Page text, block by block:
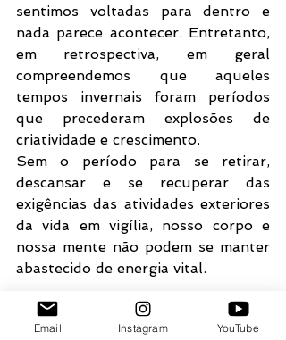
sentimos voltadas para dentro e
nada parece acontecer. Entretanto,
em retrospectiva, em geral
compreendemos que aqueles
tempos invernais foram períodos
que precederam explosões de
criatividade e crescimento.
Sem o período para se retirar,
descansar e se recuperar das
exigências das atividades exteriores
da vida em vigília, nosso corpo e
nossa mente não podem se manter
abastecido de energia vital.
Entretanto, se compreendermos a
sombra da maneira correta,
Email Instagram YouTube